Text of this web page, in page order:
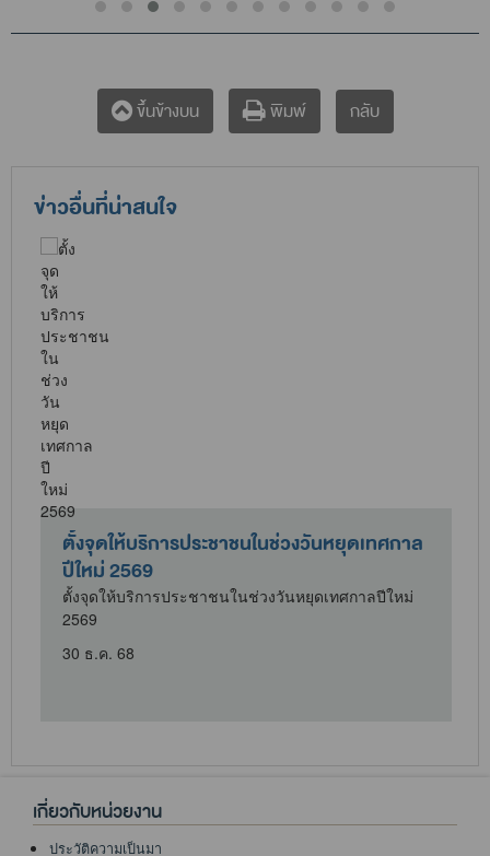
ขึ้นข้างบน พิมพ์ กลับ
ข่าวอื่นที่น่าสนใจ
ตั้งจุดให้บริการประชาชนในช่วงวันหยุดเทศกาล
ปีใหม่ 2569
ตั้งจุดให้บริการประชาชนในช่วงวันหยุดเทศกาลปีใหม่
2569
30 ธ.ค. 68
เกี่ยวกับหน่วยงาน
ประวัติความเป็นมา